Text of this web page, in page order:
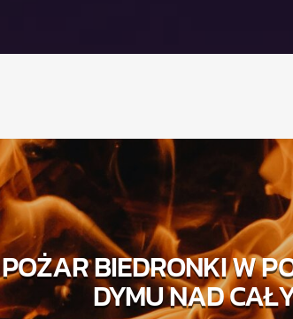
POŻAR BIEDRONKI W
DYMU NAD